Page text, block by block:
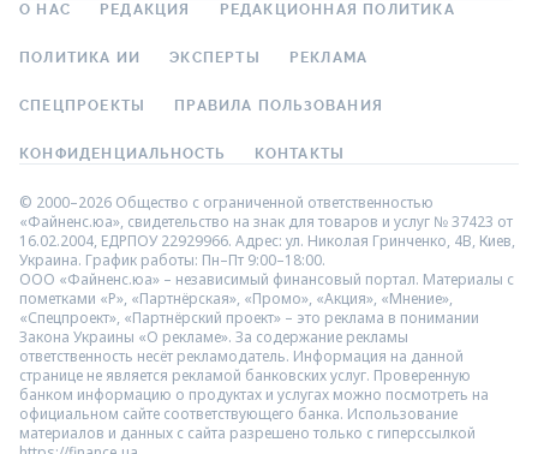
О НАС РЕДАКЦИЯ РЕДАКЦИОННАЯ ПОЛИТИКА
ПОЛИТИКА ИИ ЭКСПЕРТЫ РЕКЛАМА
СПЕЦПРОЕКТЫ ПРАВИЛА ПОЛЬЗОВАНИЯ
КОНФИДЕНЦИАЛЬНОСТЬ КОНТАКТЫ
© 2000–2026 Общество с ограниченной ответственностью
«Файненс.юа», свидетельство на знак для товаров и услуг № 37423 от
16.02.2004, ЕДРПОУ 22929966. Адрес: ул. Николая Гринченко, 4В, Киев,
Украина. График работы: Пн–Пт 9:00–18:00.
ООО «Файненс.юа» – независимый финансовый портал. Материалы с
пометками «Р», «Партнёрская», «Промо», «Акция», «Мнение»,
«Спецпроект», «Партнёрский проект» – это реклама в понимании
Закона Украины «О рекламе». За содержание рекламы
ответственность несёт рекламодатель. Информация на данной
странице не является рекламой банковских услуг. Проверенную
банком информацию о продуктах и услугах можно посмотреть на
официальном сайте соответствующего банка. Использование
материалов и данных с сайта разрешено только с гиперссылкой